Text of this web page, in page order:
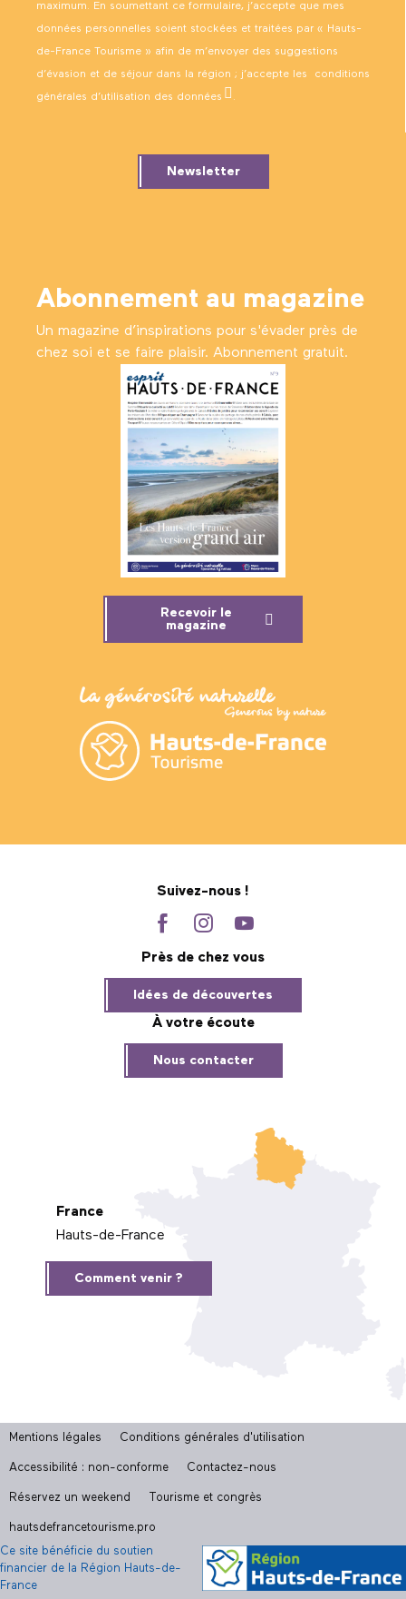
maximum. En soumettant ce formulaire, j’accepte que mes
données personnelles soient stockées et traitées par « Hauts-
de-France Tourisme » afin de m’envoyer des suggestions
d’évasion et de séjour dans la région ; j’accepte les conditions
générales d’utilisation des données .
Newsletter
Abonnement au magazine
Un magazine d’inspirations pour s'évader près de
chez soi et se faire plaisir. Abonnement gratuit.
Recevoir le
magazine
Suivez-nous !
Près de chez vous
Idées de découvertes
À votre écoute
Nous contacter
France
Hauts-de-France
Comment venir ?
Mentions légales Conditions générales d'utilisation
Accessibilité : non-conforme Contactez-nous
Réservez un weekend Tourisme et congrès
hautsdefrancetourisme.pro
Ce site bénéficie du soutien
financier de la Région Hauts-de-
France